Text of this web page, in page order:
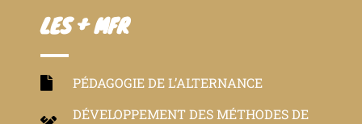
LES + MFR
PÉDAGOGIE DE L’ALTERNANCE
DÉVELOPPEMENT DES MÉTHODES DE